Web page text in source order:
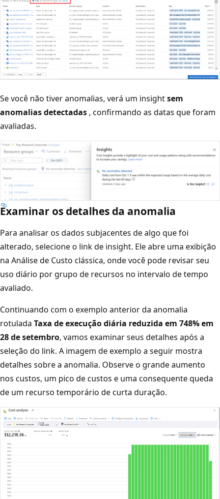
Se você não tiver anomalias, verá um insightsem
anomalias detectadas , confirmando as datas que foram
avaliadas.
Examinar os detalhes da anomalia
Para analisar os dados subjacentes de algo que foi
alterado, selecione o link de insight. Ele abre uma exibição
na Análise de Custo clássica, onde você pode revisar seu
uso diário por grupo de recursos no intervalo de tempo
avaliado.
Continuando com o exemplo anterior da anomalia
rotulada Taxa de execução diária reduzida em 748% em
28 de setembro, vamos examinar seus detalhes após a
seleção do link. A imagem de exemplo a seguir mostra
detalhes sobre a anomalia. Observe o grande aumento
nos custos, um pico de custos e uma consequente queda
de um recurso temporário de curta duração.